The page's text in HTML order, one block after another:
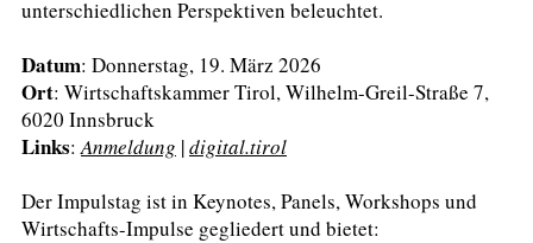
unterschiedlichen Perspektiven beleuchtet.
Datum: Donnerstag, 19. März 2026
Ort: Wirtschaftskammer Tirol, Wilhelm-Greil-Straße 7,
6020 Innsbruck
Links:Anmeldung |digital.tirol
Der Impulstag ist in Keynotes, Panels, Workshops und
Wirtschafts-Impulse gegliedert und bietet: